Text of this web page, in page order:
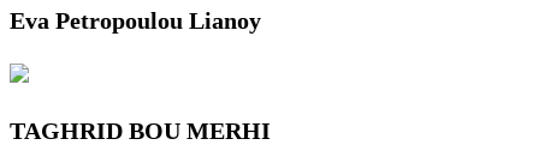
Eva Petropoulou Lianoy
TAGHRID BOU MERHI